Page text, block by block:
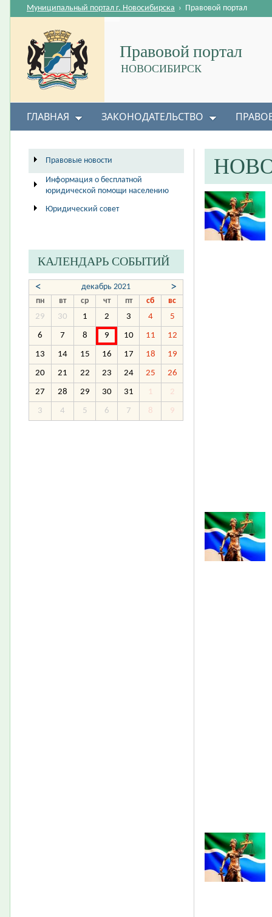
Правовой портал
НОВОСИБИРСК
Муниципальный портал г. Новосибирска › Правовой портал
ГЛАВНАЯ ЗАКОНОДАТЕЛЬСТВО
Правовые новости
Информация о бесплатной
юридической помощи населению
Юридический совет
КАЛЕНДАРЬ СОБЫТИЙ
< декабрь 2021 >
пн вт ср чт пт сб
вс
29
30 1 2 3 4 5
6 7 8 9 10 11 12
13 14 15 16 17 18 19
20 21 22 23 24 25 26
27 28 29 30 31 1 2
3 4 5 6 7 8 9